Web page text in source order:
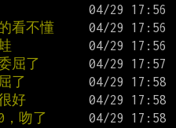
看不懂
屈了
了
好
吻了